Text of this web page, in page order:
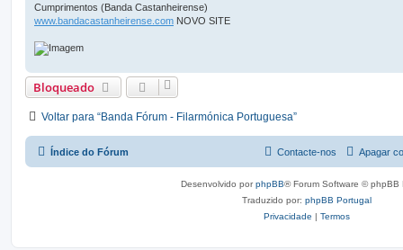
Cumprimentos (Banda Castanheirense)
www.bandacastanheirense.com NOVO SITE
Bloqueado
Voltar para “Banda Fórum - Filarmónica Portuguesa”
Índice do Fórum Apagar
Contacte-nos
Desenvolvido porphpBB® Forum Software © phpBB
Traduzido por: phpBB Portugal
Privacidade | Termos